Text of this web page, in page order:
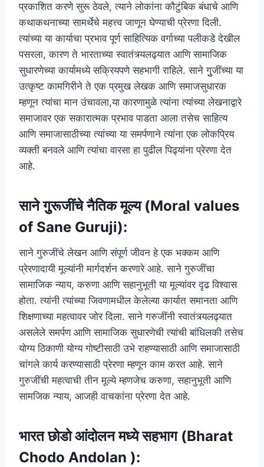
प्रकाशित करणे सुरू ठेवले, त्याने लोकांना कौटुंबिक बंधाचे आणि
कथाकथनाच्या सामर्थेचे महत्त्व जाणून घेण्याची प्रेरणा दिली.
त्यांच्या या कार्याचा प्रभाव पूर्ण साहित्यिक वर्गाच्या पलीकडे देखील
पसरला, कारण ते भारताच्या स्वातंत्र्यलढ्यात आणि सामाजिक
सुधारणेच्या कार्यामध्ये सक्रियपणे सहभागी राहिले. साने गुुजींच्या या
उत्कृष्ट कामगिरीने ते एक प्रमुख लेखक आणि समाजसुधारक
म्हणून त्यांचा मान उंचावला,या कारणामुळे त्यांना त्यांच्या लेखनाद्वारे
समाजावर एक सकारात्मक प्रभाव पाडता आला तसेच साहित्य
आणि समाजासाठीच्या त्यांच्या या समर्पणाने त्यांना एक लोकप्रिय
व्यक्ती बनवले आणि त्यांचा वारसा हा पुढील पिढ्यांना प्रेरणा देत
आहे.
साने गुुरूजींचे नैतिक मूल्य (Moral values
of Sane Guruji):
साने गुरुजींचे लेखन आणि संपूर्ण जीवन हे एक भक्कम आणि
प्रेरणादायी मूल्यांनी मार्गदर्शन करणारे आहे. साने गुरुजींचा
सामाजिक न्याय, करुणा आणि सहानुभूती या मूल्यांवर दृढ विश्वास
होता. त्यांनी त्यांच्या जिवणामधील केलेल्या कार्यात समानता आणि
शिक्षणाच्या महत्वावर जोर दिला. साने गरुजींनी स्वातंत्र्यलढ्यात
असलेले समर्पण आणि सामाजिक सुधारणेची त्यांची बांधिलकी तसेच
योग्य ठिकाणी योग्य गोष्टीसाठी उभे राहण्यासाठी आणि समाजासाठी
चांगले कार्य करण्यासाठी प्रेरणा म्हणून काम करत आहे. साने
गुरुजींची महत्वाची तीन मूल्ये म्हणजेच करुणा, सहानुभूती आणि
सामजिक न्याय, आजही वाचकांना प्रेरणा देत आहे.
भारत छोडो आंदोलन मध्ये सहभाग (Bharat
Chodo Andolan ):